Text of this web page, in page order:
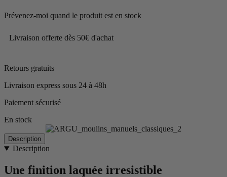
Prévenez-moi quand le produit est en stock
Livraison offerte dès 50€ d'achat
Retours gratuits
Livraison express sous 24 à 48h
Paiement sécurisé
En stock
Description
Description
Une finition laquée irresistible